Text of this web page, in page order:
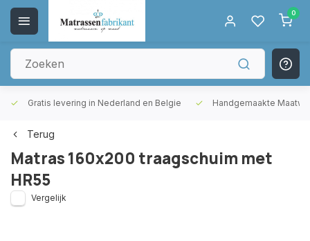
0
Gratis levering in Nederland en Belgie Handgemaakte
Terug
Matras 160x200 traagschuim met
HR55
Vergelijk